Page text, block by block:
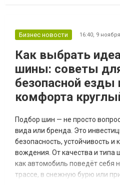
для длительных маршрутов,
долговечность и
погодным условиям. Основные
Бизнес новости 16:40, 9
Как выбрать
шины: советы
безопасной езды
комфорта
Подбор шин — не просто
вида или бренда. Это
безопасность, устойчивость и
вождения. От качества и типа
как автомобиль поведёт себя
трассе, в снежную бурю или